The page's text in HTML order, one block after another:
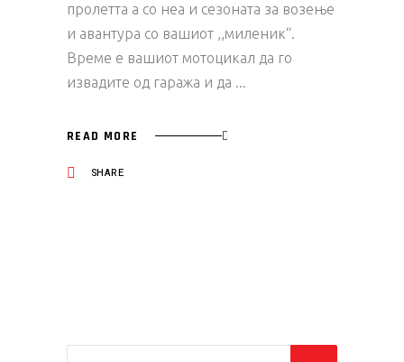
пролетта а со неа и сезоната за возење
и авантура со вашиот ,,миленик“.
Време е вашиот мотоцикал да го
извадите од гаража и да
READ MORE
SHARE